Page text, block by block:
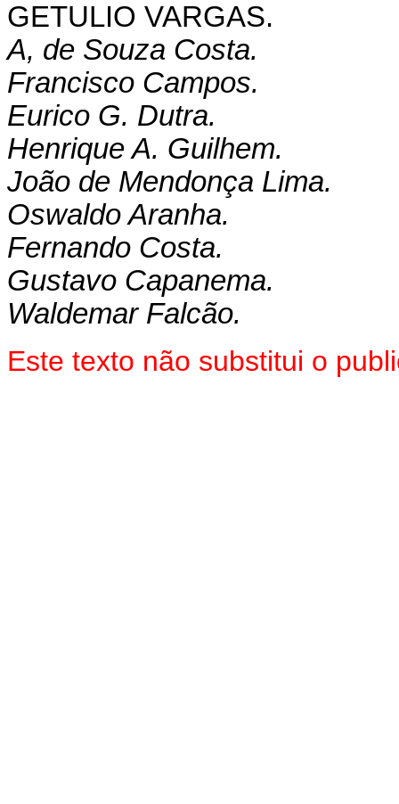
GETULIO VARGAS.
A, de Souza Costa.
Francisco Campos.
Eurico G. Dutra.
Henrique A. Guilhem.
João de Mendonça Lima.
Oswaldo Aranha.
Fernando Costa.
Gustavo Capanema.
Waldemar Falcão.
Este texto não substitui o